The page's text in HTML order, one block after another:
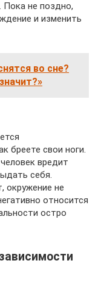
Пока не поздно,
и изменить
во сне?
бреете свои ноги.
вредит
себя.
окружение не
относится
остро